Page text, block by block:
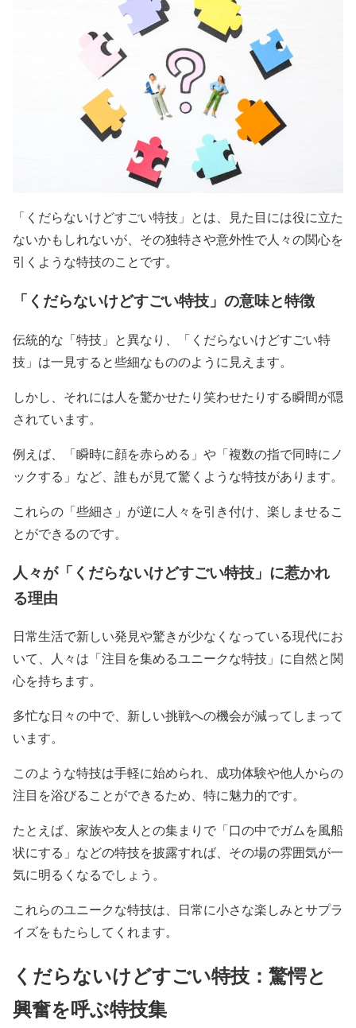
「くだらないけどすごい特技」とは、見た目には役に立た
ないかもしれないが、その独特さや意外性で人々の関心を
引くような特技のことです。
「くだらないけどすごい特技」の意味と特徴
伝統的な「特技」と異なり、「くだらないけどすごい特
技」は一見すると些細なもののように見えます。
しかし、それには人を驚かせたり笑わせたりする瞬間が隠
されています。
例えば、「瞬時に顔を赤らめる」や「複数の指で同時にノ
ックする」など、誰もが見て驚くような特技があります。
これらの「些細さ」が逆に人々を引き付け、楽しませるこ
とができるのです。
人々が「くだらないけどすごい特技」に惹かれ
る理由
日常生活で新しい発見や驚きが少なくなっている現代にお
いて、人々は「注目を集めるユニークな特技」に自然と関
心を持ちます。
多忙な日々の中で、新しい挑戦への機会が減ってしまって
います。
このような特技は手軽に始められ、成功体験や他人からの
注目を浴びることができるため、特に魅力的です。
たとえば、家族や友人との集まりで「口の中でガムを風船
状にする」などの特技を披露すれば、その場の雰囲気が一
気に明るくなるでしょう。
これらのユニークな特技は、日常に小さな楽しみとサプラ
イズをもたらしてくれます。
くだらないけどすごい特技：驚愕と
興奮を呼ぶ特技集